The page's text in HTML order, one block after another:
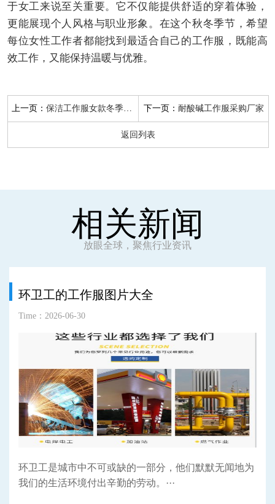
于女工来说至关重要。它不仅能提供舒适的穿着体验，
更能展现个人风格与职业形象。在这个秋冬季节，希望
每位女性工作者都能找到最适合自己的工作服，既能高
效工作，又能保持温暖与优雅。
上一页：保洁工作服女款冬季棉服 下一页： 耐酸碱工作服采购厂家
返回列表
相关新闻
放眼全球，聚焦行业资讯
环卫工的工作服图片大全
Time：2026-06-30
环卫工是城市中不可或缺的一部分，他们默默无闻地为
我们的生活环境付出辛勤的劳动。···